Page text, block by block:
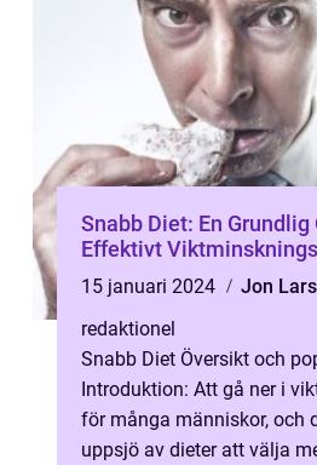
Snabb Diet: En Grundlig
Effektivt
15 januari 2024
Jon
redaktionel
Snabb Diet Översikt och
Introduktion: Att gå ner i
för många människor, och
uppsjö av dieter att välja